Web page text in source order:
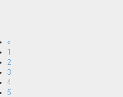
«
1
2
3
4
5